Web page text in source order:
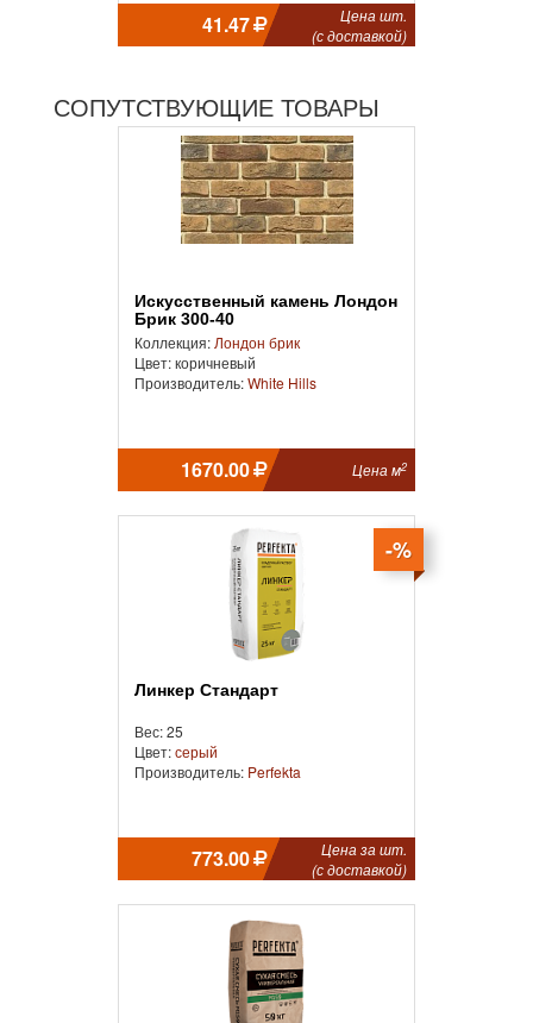
41.47
Цена шт.
(с доставкой)
СОПУТСТВУЮЩИЕ ТОВАРЫ
Искусственный камень Лондон
Брик 300-40
Коллекция: Лондон брик
Цвет: коричневый
Производитель:White Hills
1670.00 Цена м2
-%
Линкер Стандарт
Вес: 25
Цвет:серый
Производитель: Perfekta
773.00
Цена за шт.
(с доставкой)